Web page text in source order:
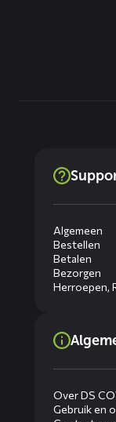
Algemeen
Bestellen
Betalen
Bezorgen
Herroepen,
Over DS
Gebruik en